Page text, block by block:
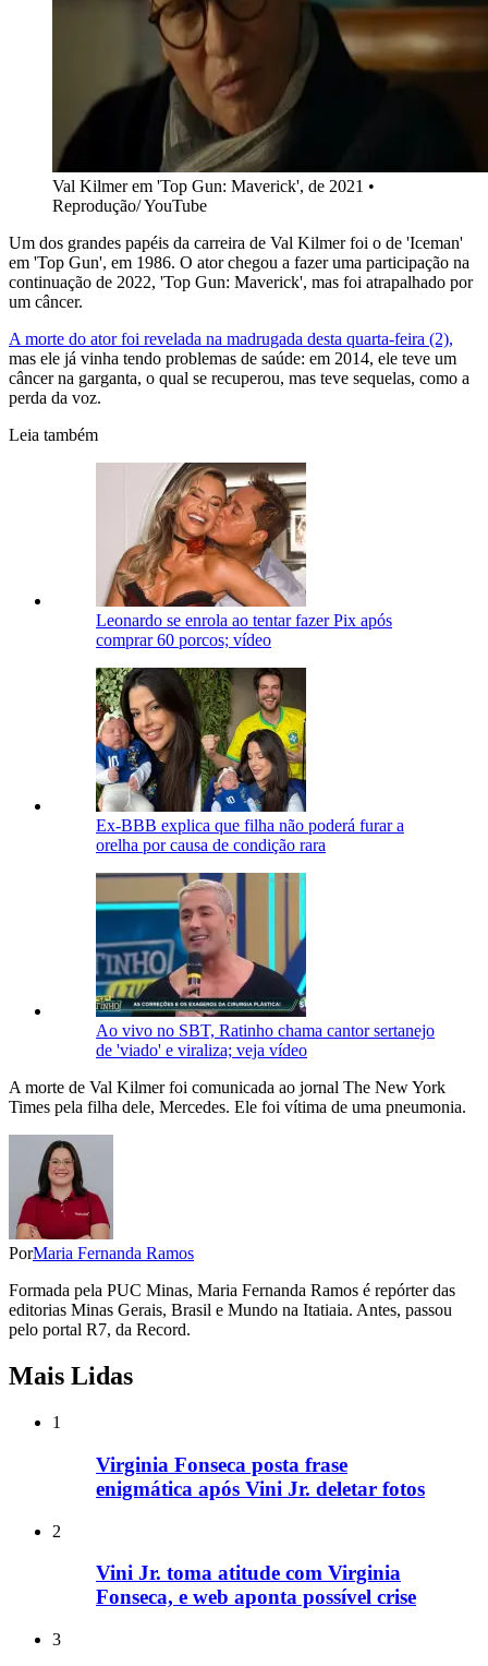
Val Kilmer em 'Top Gun: Maverick', de 2021 •
Reprodução/ YouTube
Um dos grandes papéis da carreira de Val Kilmer foi o de 'Iceman'
em 'Top Gun', em 1986. O ator chegou a fazer uma participação na
continuação de 2022, 'Top Gun: Maverick', mas foi atrapalhado por
um câncer.
A morte do ator foi revelada na madrugada desta quarta-feira (2),
mas ele já vinha tendo problemas de saúde: em 2014, ele teve um
câncer na garganta, o qual se recuperou, mas teve sequelas, como a
perda da voz.
Leia também
Leonardo se enrola ao tentar fazer Pix após
comprar 60 porcos; vídeo
Ex-BBB explica que filha não poderá furar a
orelha por causa de condição rara
Ao vivo no SBT, Ratinho chama cantor sertanejo
de 'viado' e viraliza; veja vídeo
A morte de Val Kilmer foi comunicada ao jornal The New York
Times pela filha dele, Mercedes. Ele foi vítima de uma pneumonia.
PorMaria Fernanda Ramos
Formada pela PUC Minas, Maria Fernanda Ramos é repórter das
editorias Minas Gerais, Brasil e Mundo na Itatiaia. Antes, passou
pelo portal R7, da Record.
Mais Lidas
1
Virginia Fonseca posta frase
enigmática após Vini Jr. deletar fotos
2
Vini Jr. toma atitude com Virginia
Fonseca, e web aponta possível crise
3